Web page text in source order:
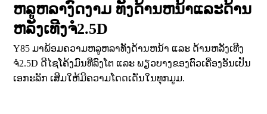
ຫລູຫລາງົດງາມ ທັງດ້ານຫນ້າແລະດ້ານ
ຫລັງເທີງຈໍ2.5D
Y85 ມາພ້ອມຄວາມຫລູຫລາທັງດ້ານຫນ້າ ແລະ ດ້ານຫລັງເທີງ
ຈໍ2.5D ດີໄຊໂຄ້ງມົນທີ່ລົງໂຕ ແລະ ພຽວບາງຂອງຕົວເຄື່ອງອັນເປັນ
ເອກະລັກ ເສີມໃຫ້ມີຄວາມໂດດເດັ່ນໃນທຸກມູມ.